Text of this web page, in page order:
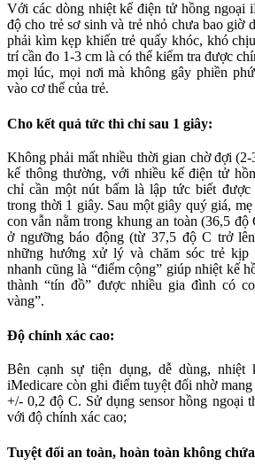
Với các dòng nhiệt kế điện tử hồng ngoại
độ cho trẻ sơ sinh và trẻ nhỏ chưa bao giờ
phải kìm kẹp khiến trẻ quấy khóc, khó
trí cần đo 1-3 cm là có thể kiểm tra được
mọi lúc, mọi nơi mà không gây phiền
vào cơ thể của trẻ.
Cho kết quả tức thì chỉ sau 1 giây:
Không phải mất nhiều thời gian chờ đợi
kế thông thường, với nhiều kế điện tử
chỉ cần một nút bấm là lập tức biết
trong thời 1 giây. Sau một giây quý giá,
con vẫn nằm trong khung an toàn (36,5
ở ngưỡng báo động (từ 37,5 độ C trở
những hướng xử lý và chăm sóc trẻ
nhanh cũng là “điểm cộng” giúp nhiệt kế
thành “tín đồ” được nhiều gia đình có
vàng”.
Độ chính xác cao:
Bên cạnh sự tiện dụng, dễ dùng, nhiệt
iMedicare còn ghi điểm tuyệt đối nhờ
+/- 0,2 độ C. Sử dụng sensor hồng ngoại
với độ chính xác cao;
Tuyệt đối an toàn, hoàn toàn không